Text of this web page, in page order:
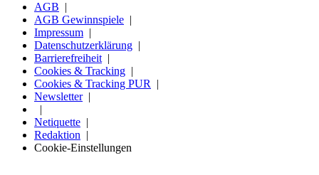
AGB
AGB Gewinnspiele
Impressum
Datenschutzerklärung
Barrierefreiheit
Cookies & Tracking
Cookies & Tracking PUR
Newsletter
Netiquette
Redaktion
Cookie-Einstellungen